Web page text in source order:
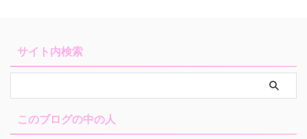
サイト内検索
このブログの中の人